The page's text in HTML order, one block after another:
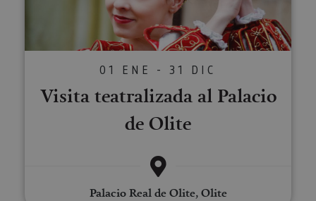
01 ENE - 31 DIC
Visita teatralizada al Palacio
de Olite
Palacio Real de Olite, Olite